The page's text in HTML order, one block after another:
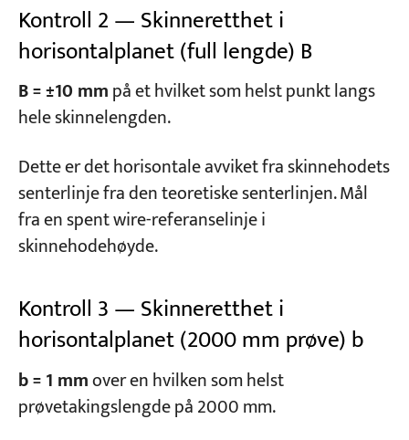
Kontroll 2 — Skinneretthet i
horisontalplanet (full lengde) B
B = ±10 mmpå et hvilket som helst punkt langs
hele skinnelengden.
Dette er det horisontale avviket fra skinnehodets
senterlinje fra den teoretiske senterlinjen. Mål
fra en spent wire-referanselinje i
skinnehodehøyde.
Kontroll 3 — Skinneretthet i
horisontalplanet (2000 mm prøve) b
b = 1 mmover en hvilken som helst
prøvetakingslengde på 2000 mm.